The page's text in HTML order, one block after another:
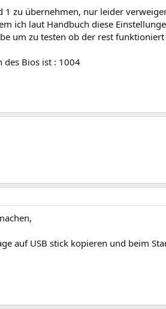
1 zu übernehmen, nur leider
ich laut Handbuch diese
um zu testen ob der rest funktioniert
des Bios ist : 1004
auf USB stick kopieren und beim